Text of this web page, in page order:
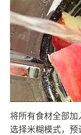
将所有食材全部
选择米糊模式，预